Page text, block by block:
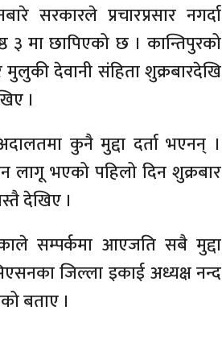
सरकारले प्रचारप्रसार नगर्दा
३ मा छापिएको छ । कान्तिपुरको
देवानी संहिता शुक्रबारदेखि
।
कुनै मुद्दा दर्ता भएनन् ।
भएको पहिलो दिन शुक्रबार
देखिए ।
सम्पर्कमा आएजति सबै मुद्दा
जिल्ला इकाई अध्यक्ष नन्द
बताए ।